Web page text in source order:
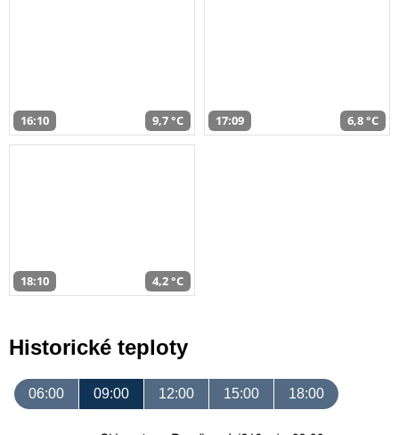
16:10 9,7 °C 17:09 6,8 °C
18:10 4,2 °C
Historické teploty
06:00 09:00 12:00 15:00 18:00